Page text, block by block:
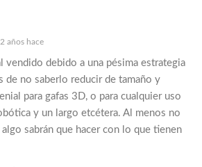
2 años hace
vendido debido a una pésima estrategia
de no saberlo reducir de tamaño y
para gafas 3D, o para cualquier uso
y un largo etcétera. Al menos no
sabrán que hacer con lo que tienen